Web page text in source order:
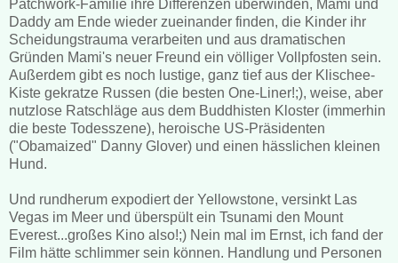
Patchwork-Familie ihre Differenzen überwinden, Mami und
Daddy am Ende wieder zueinander finden, die Kinder ihr
Scheidungstrauma verarbeiten und aus dramatischen
Gründen Mami's neuer Freund ein völliger Vollpfosten sein.
Außerdem gibt es noch lustige, ganz tief aus der Klischee-
Kiste gekratze Russen (die besten One-Liner!;), weise, aber
nutzlose Ratschläge aus dem Buddhisten Kloster (immerhin
die beste Todesszene), heroische US-Präsidenten
("Obamaized" Danny Glover) und einen hässlichen kleinen
Hund.
Und rundherum expodiert der Yellowstone, versinkt Las
Vegas im Meer und überspült ein Tsunami den Mount
Everest...großes Kino also!;) Nein mal im Ernst, ich fand der
Film hätte schlimmer sein können. Handlung und Personen